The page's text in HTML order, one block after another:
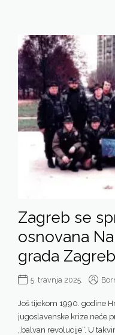
Zagreb se
osnovana
grada
5. travnja 2025.
Još tijekom 1990. godine
jugoslavenske krize neće
„balvan revolucije“. U